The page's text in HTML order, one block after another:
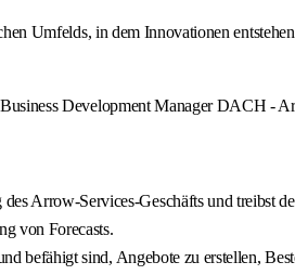
in dem Innovationen entstehen
Development Manager DACH -
Arrow-Services-Geschäfts und treibst
von Forecasts.
befähigt sind, Angebote zu erstellen,